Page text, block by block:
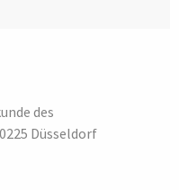
des
Düsseldorf